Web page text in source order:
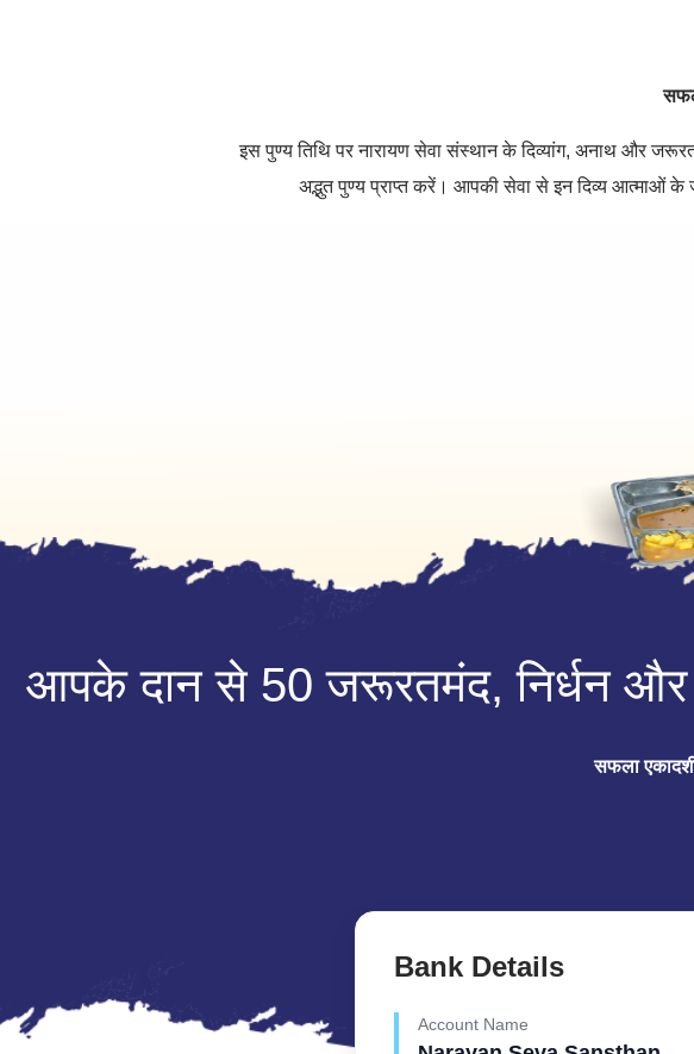
इस पुण्य तिथि पर नारायण सेवा संस्थान के दिव्यांग, अनाथ और
अद्भुत पुण्य प्राप्त करें। आपकी सेवा से इन दिव्य आत्माओं के
आपके दान से 50 जरूरतमंद, निर्धन और
सफला
Bank Details
Account Name